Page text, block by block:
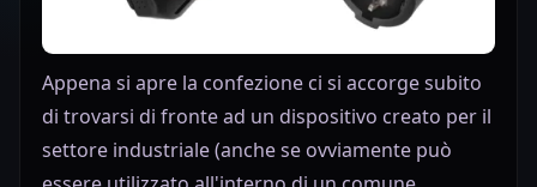
Appena si apre la confezione ci si accorge subito
di trovarsi di fronte ad un dispositivo creato per il
settore industriale (anche se ovviamente può